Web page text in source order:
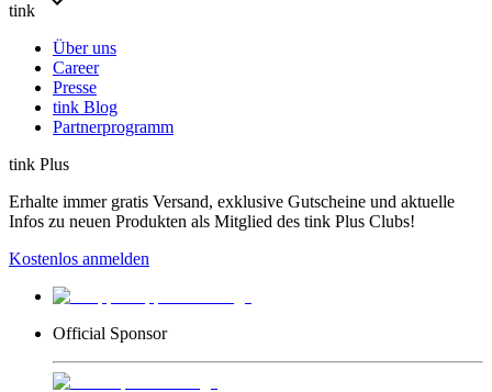
tink
Über uns
Career
Presse
tink Blog
Partnerprogramm
tink Plus
Erhalte immer gratis Versand, exklusive Gutscheine und aktuelle
Infos zu neuen Produkten als Mitglied des tink Plus Clubs!
Kostenlos anmelden
Official Sponsor